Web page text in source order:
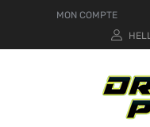
MON COMPTE